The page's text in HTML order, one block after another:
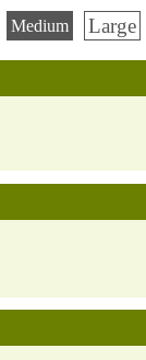
Medium Large